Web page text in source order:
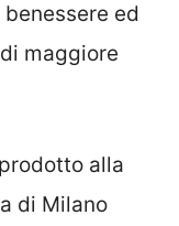
ed
maggiore
alla
di Milano